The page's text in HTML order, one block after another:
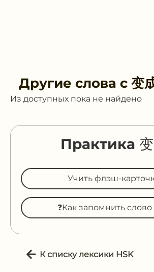
Другие слова с 变
Из доступных пока не найдено
Практика
Учить флэш-
❓Как запомнить слово
К списку лексики HSK